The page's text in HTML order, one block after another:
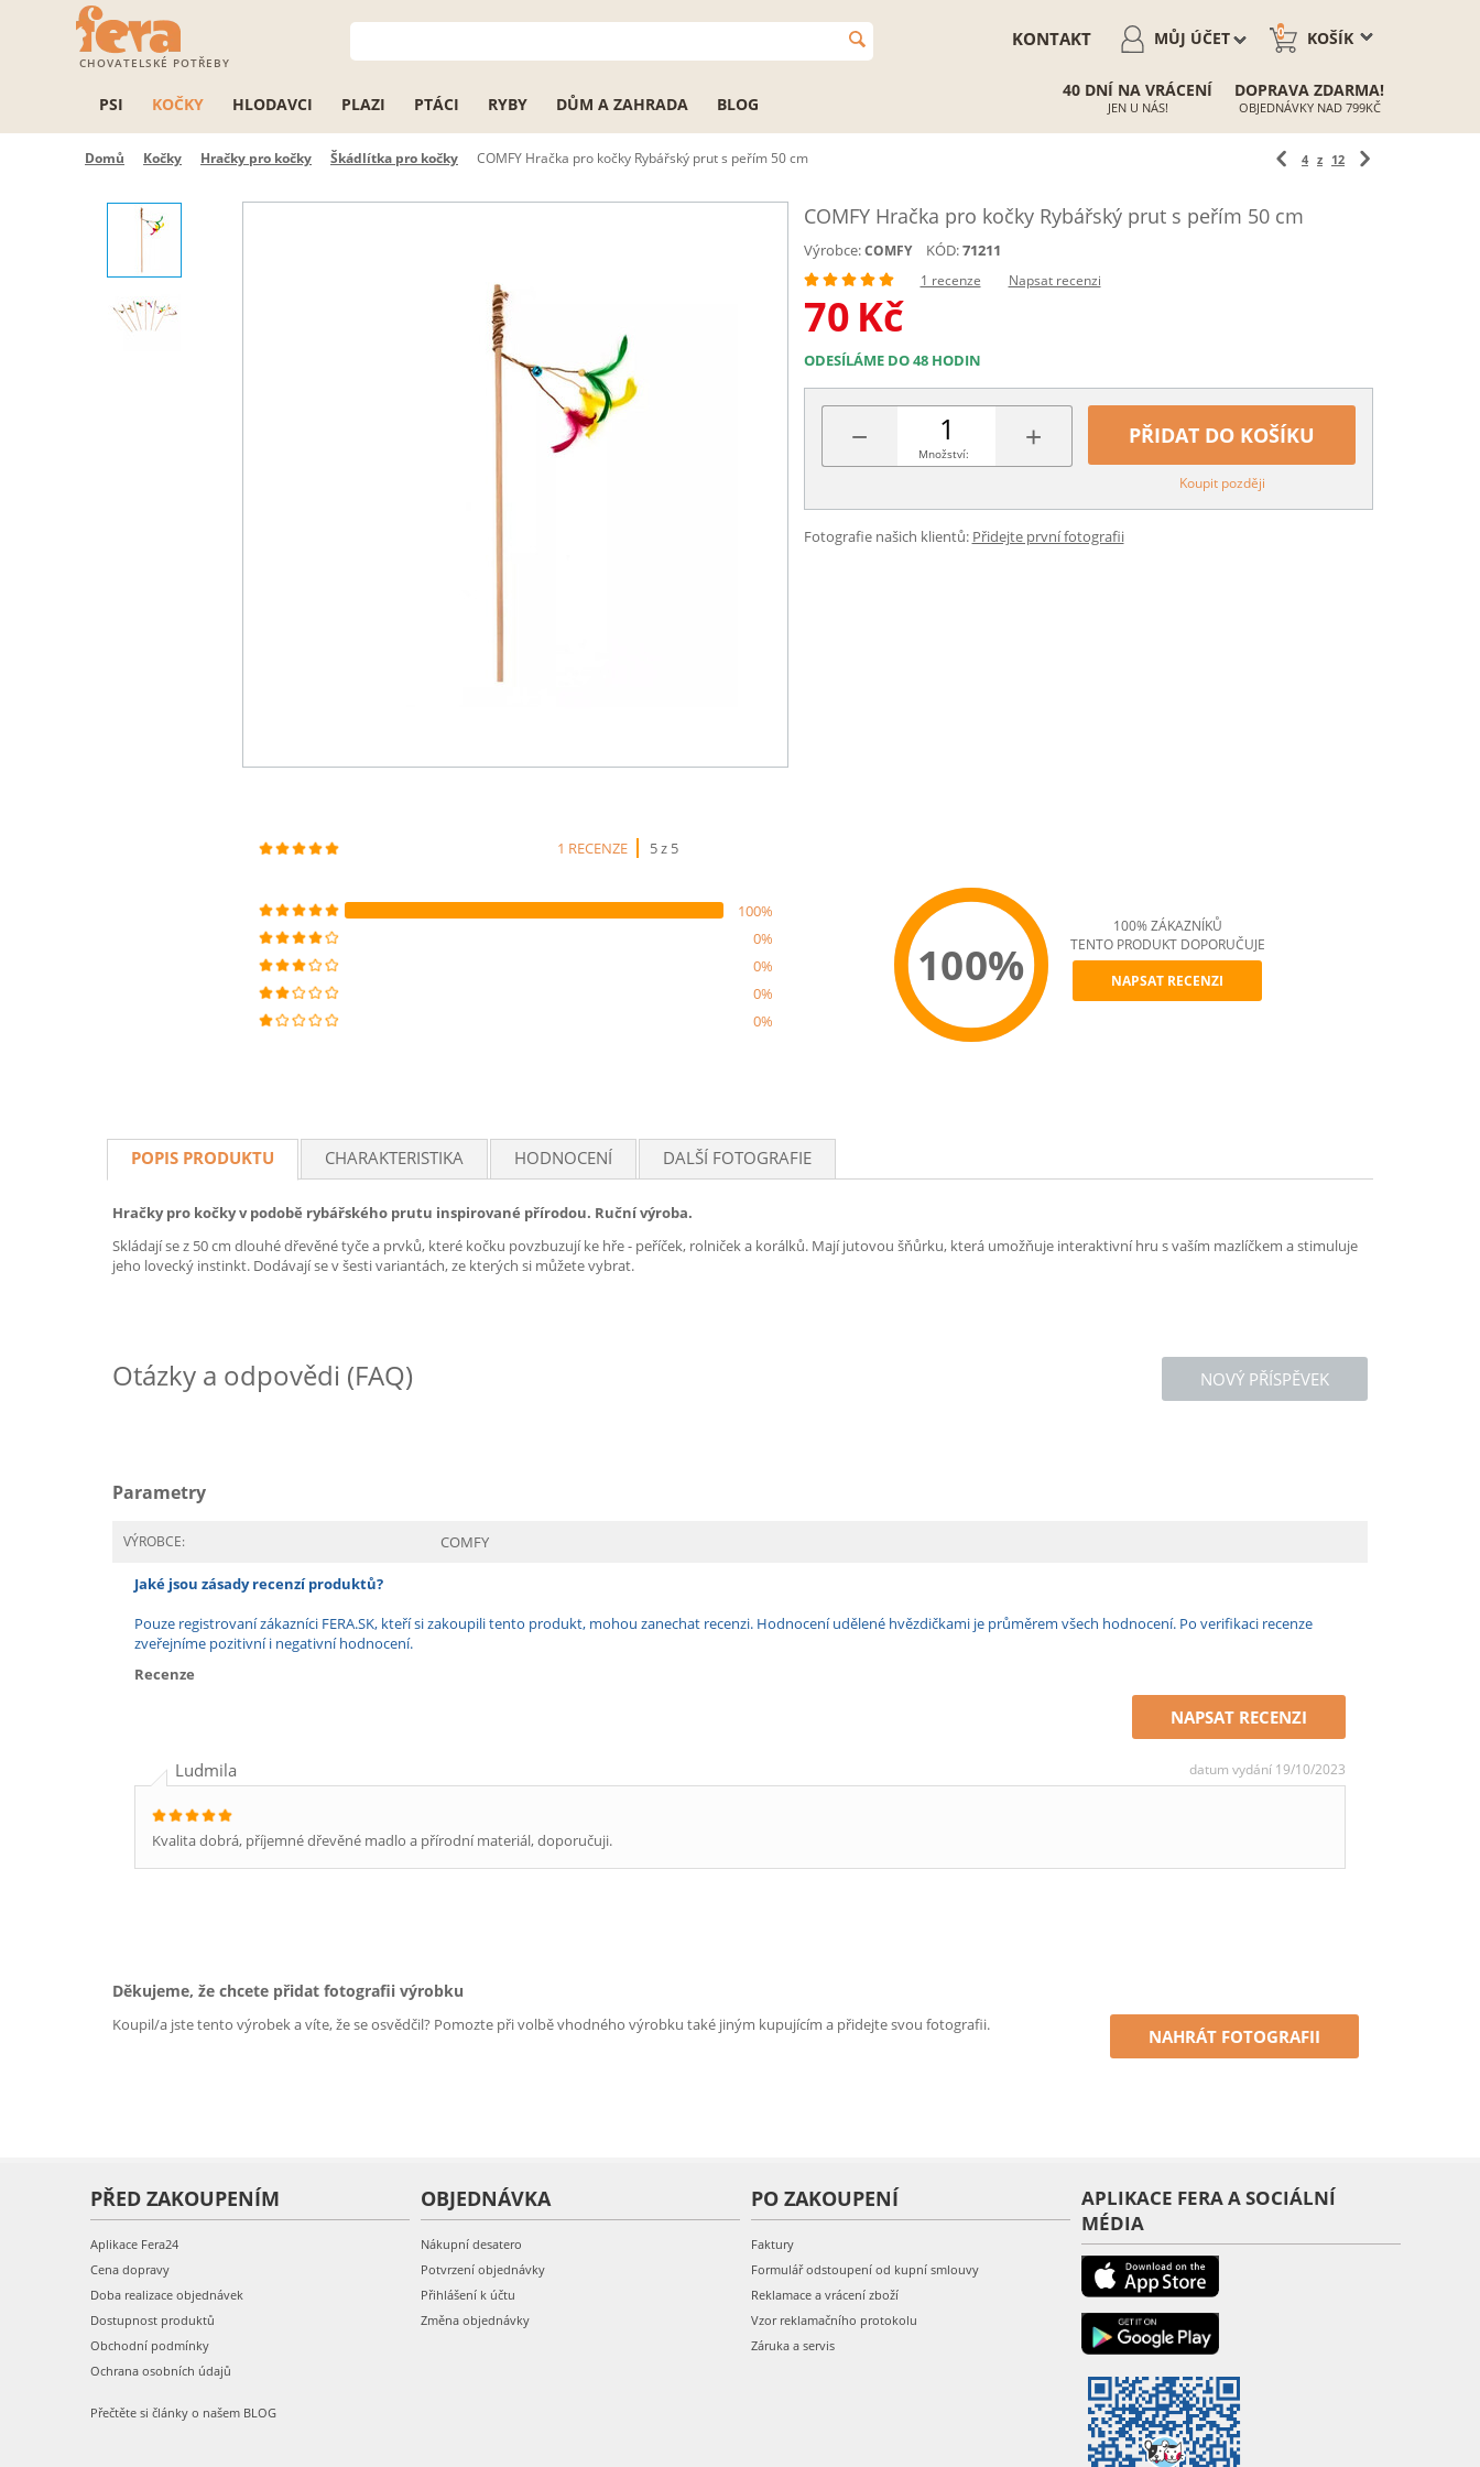
CHOVATELSKÉ POTŘEBY
KOŠÍK
0
MŮJ ÚČET
KONTAKT
PSI KOČKY HLODAVCI PLAZI PTÁCI RYBY DŮM A ZAHRADA BLOG
40 DNÍ NA VRÁCENÍ
JEN U NÁS!
DOPRAVA ZDARMA!
OBJEDNÁVKY NAD 799KČ
Domů Kočky Hračky pro kočky Škádlítka pro kočky COMFY Hračka pro kočky Rybářský prut s peřím 50 cm 4 z 12
COMFY Hračka pro kočky Rybářský prut s peřím 50 cm
Výrobce: COMFY KÓD:71211
1 recenze Napsat recenzi
70 Kč
ODESÍLÁME DO 48 HODIN
− +
Množství:
PŘIDAT DO KOŠÍKU
Koupit později
Fotografie našich klientů: Přidejte první fotografii
1 RECENZE 5 z 5
100%
0%
0%
0%
0%
100%
100% ZÁKAZNÍKŮ
TENTO PRODUKT DOPORUČUJE
NAPSAT RECENZI
POPIS PRODUKTU CHARAKTERISTIKA HODNOCENÍ DALŠÍ FOTOGRAFIE
Hračky pro kočky v podobě rybářského prutu inspirované přírodou. Ruční výroba.
Skládají se z 50 cm dlouhé dřevěné tyče a prvků, které kočku povzbuzují ke hře - peříček, rolniček a korálků. Mají jutovou šňůrku, která umožňuje interaktivní hru s vaším mazlíčkem a stimuluje
jeho lovecký instinkt. Dodávají se v šesti variantách, ze kterých si můžete vybrat.
NOVÝ PŘÍSPĚVEK
Otázky a odpovědi (FAQ)
Parametry
VÝROBCE: COMFY
Jaké jsou zásady recenzí produktů?
Pouze registrovaní zákazníci FERA.SK, kteří si zakoupili tento produkt, mohou zanechat recenzi. Hodnocení udělené hvězdičkami je průměrem všech hodnocení. Po verifikaci recenze
zveřejníme pozitivní i negativní hodnocení.
Recenze
NAPSAT RECENZI
Ludmila datum vydání 19/10/2023
Kvalita dobrá, příjemné dřevěné madlo a přírodní materiál, doporučuji.
Děkujeme, že chcete přidat fotografii výrobku
Koupil/a jste tento výrobek a víte, že se osvědčil? Pomozte při volbě vhodného výrobku také jiným kupujícím a přidejte svou fotografii.
NAHRÁT FOTOGRAFII
PŘED ZAKOUPENÍM
Aplikace Fera24
Cena dopravy
Doba realizace objednávek
Dostupnost produktů
Obchodní podmínky
Ochrana osobních údajů
Přečtěte si články o našem BLOG
OBJEDNÁVKA
Nákupní desatero
Potvrzení objednávky
Přihlášení k účtu
Změna objednávky
PO ZAKOUPENÍ
Faktury
Formulář odstoupení od kupní smlouvy
Reklamace a vrácení zboží
Vzor reklamačního protokolu
Záruka a servis
APLIKACE FERA A SOCIÁLNÍ
MÉDIA